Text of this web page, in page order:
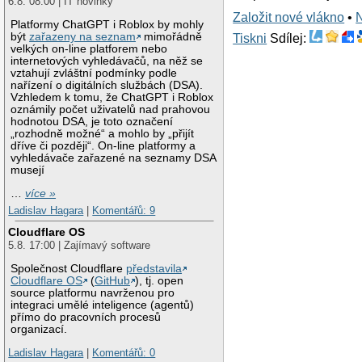
Platformy ChatGPT i Roblox by mohly
býtzařazeny na seznam
mimořádně
velkých on-line platforem nebo
internetových vyhledávačů, na něž se
vztahují zvláštní podmínky podle
nařízení o digitálních službách (DSA).
Vzhledem k tomu, že ChatGPT i Roblox
oznámily počet uživatelů nad prahovou
hodnotou DSA, je toto označení
„rozhodně možné“ a mohlo by „přijít
dříve či později“. On-line platformy a
vyhledávače zařazené na seznamy DSA
musejí
…více »
Ladislav Hagara| Komentářů: 9
Cloudflare OS
5.8. 17:00 | Zajímavý software
Společnost Cloudflare představila
Cloudflare OS
(GitHub ), tj. open
source platformu navrženou pro
integraci umělé inteligence (agentů)
přímo do pracovních procesů
organizací.
Ladislav Hagara| Komentářů: 0
Založit nové vlákno •
Tiskni Sdílej: